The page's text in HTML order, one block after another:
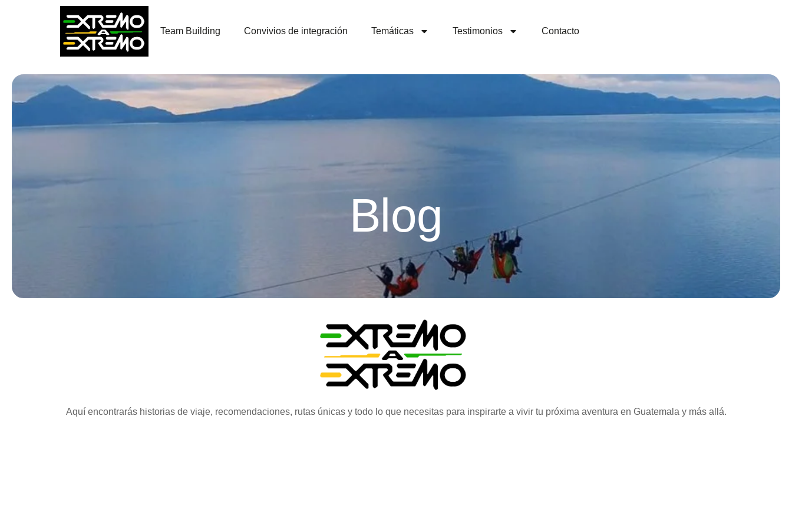
Team Building Convivios de integración Temáticas Testimonios Contacto
Blog
Aquí encontrarás historias de viaje, recomendaciones, rutas únicas y todo lo que necesitas para inspirarte a vivir tu próxima aventura en Guatemala y más allá.